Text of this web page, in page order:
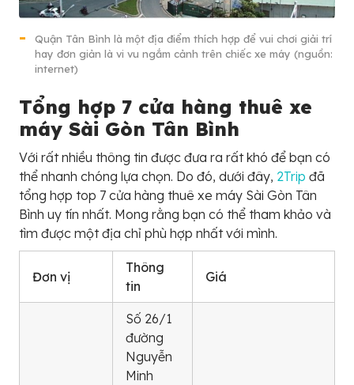
Quận Tân Bình là một địa điểm thích hợp để vui chơi giải trí
hay đơn giản là vi vu ngắm cảnh trên chiếc xe máy (nguồn:
internet)
Tổng hợp 7 cửa hàng thuê xe
máy Sài Gòn Tân Bình
Với rất nhiều thông tin được đưa ra rất khó để bạn có
thể nhanh chóng lựa chọn. Do đó, dưới đây, 2Trip đã
tổng hợp top 7 cửa hàng thuê xe máy Sài Gòn Tân
Bình uy tín nhất. Mong rằng bạn có thể tham khảo và
tìm được một địa chỉ phù hợp nhất với mình.
Đơn vị
Thông
tin
Giá
Số 26/1
đường
Nguyễn
Minh